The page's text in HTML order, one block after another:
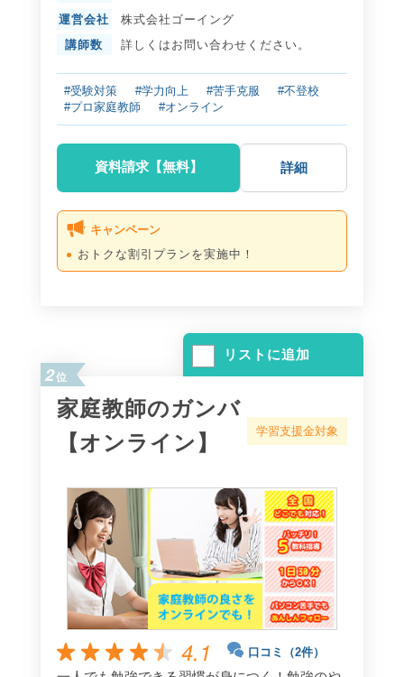
運営会社
株式会社ゴーイング
講師数
詳しくはお問い合わせください。
#受験対策 #学力向上 #苦手克服
#不登校
#プロ家庭教師
#オンライン
資料請求【無料】 詳細
キャンペーン
おトクな割引プランを実施中！
リストに追加
2位
家庭教師のガンバ
【オンライン】
学習支援金対象
4.1 口コミ（2件）